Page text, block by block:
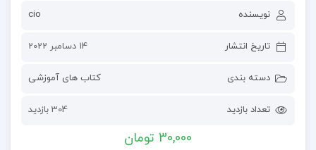
نویسنده cio
تاریخ انتشار 14 دسامبر 2022
دسته بندی کتاب های آموزشی
تعداد بازدید 304 بازدید
30,000 تومان